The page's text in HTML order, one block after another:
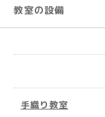
教室の設備
手織り教室